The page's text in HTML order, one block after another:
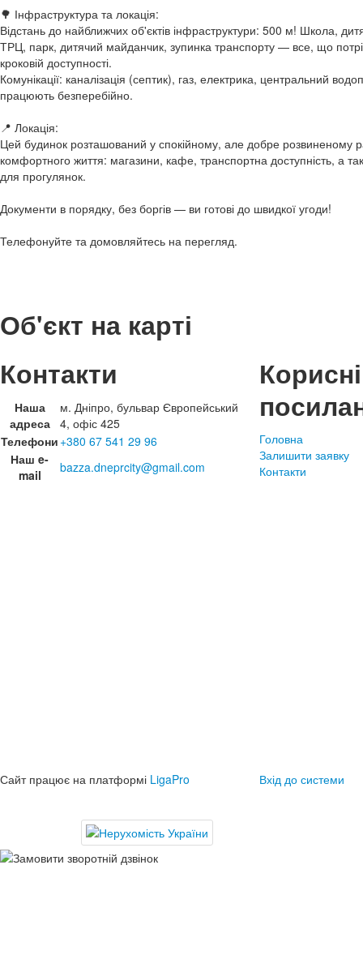
🌳 Інфраструктура та локація:
Відстань до найближчих об'єктів інфраструктури: 500 м! Школа,
ТРЦ, парк, дитячий майданчик, зупинка транспорту — все, що
кроковій доступності.
Комунікації: каналізація (септик), газ, електрика, центральний
працюють безперебійно.
📍 Локація:
Цей будинок розташований у спокійному, але добре розвиненому
комфортного життя: магазини, кафе, транспортна доступність, а
для прогулянок.
Документи в порядку, без боргів — ви готові до швидкої угоди!
Телефонуйте та домовляйтесь на перегляд.
Об'єкт на карті
Контакти
Наша
адреса
м. Дніпро, бульвар Європейський
4, офіс 425
Телефони +380 67 541 29 96
Наш e-
mail
bazza.dneprcity@gmail.com
Корисні
Головна
Залишити заявку
Контакти
Сайт працює на платформі LigaPro Вхід до системи